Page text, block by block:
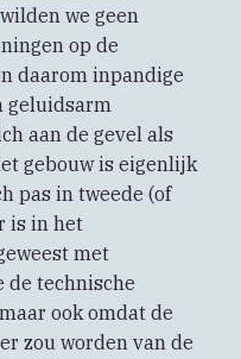
we geen
op de
daarom inpandige
geluidsarm
aan de gevel als
gebouw is eigenlijk
pas in tweede (of
is in het
met
de technische
ook omdat de
zou worden van de